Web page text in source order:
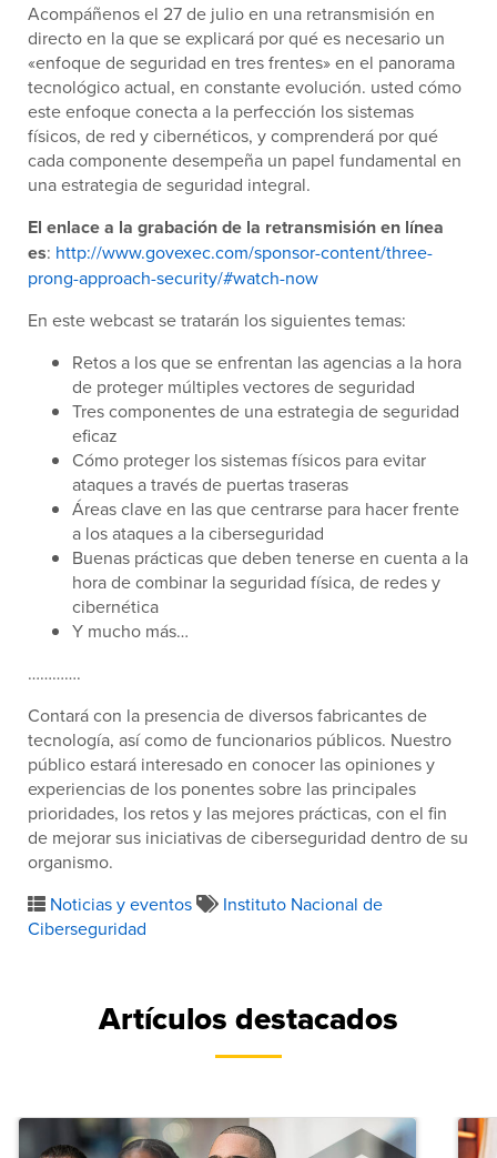
Acompáñenos el 27 de julio en una retransmisión en
directo en la que se explicará por qué es necesario un
«enfoque de seguridad en tres frentes» en el panorama
tecnológico actual, en constante evolución. usted cómo
este enfoque conecta a la perfección los sistemas
físicos, de red y cibernéticos, y comprenderá por qué
cada componente desempeña un papel fundamental en
una estrategia de seguridad integral.
El enlace a la grabación de la retransmisión en línea
es: http://www.govexec.com/sponsor-content/three-
prong-approach-security/#watch-now
En este webcast se tratarán los siguientes temas:
Retos a los que se enfrentan las agencias a la hora
de proteger múltiples vectores de seguridad
Tres componentes de una estrategia de seguridad
eficaz
Cómo proteger los sistemas físicos para evitar
ataques a través de puertas traseras
Áreas clave en las que centrarse para hacer frente
a los ataques a la ciberseguridad
Buenas prácticas que deben tenerse en cuenta a la
hora de combinar la seguridad física, de redes y
cibernética
Y mucho más…
………….
Contará con la presencia de diversos fabricantes de
tecnología, así como de funcionarios públicos. Nuestro
público estará interesado en conocer las opiniones y
experiencias de los ponentes sobre las principales
prioridades, los retos y las mejores prácticas, con el fin
de mejorar sus iniciativas de ciberseguridad dentro de su
organismo.
Noticias y eventos
Instituto Nacional de
Ciberseguridad
Artículos destacados